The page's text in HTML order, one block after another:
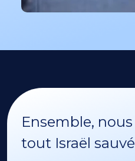
Ensemble,
tout Israël sauvé